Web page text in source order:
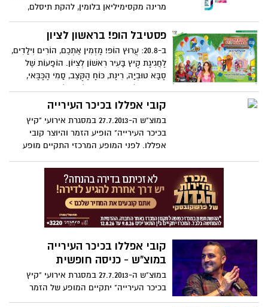
מרינה מקסימיליאן בלומין, להקת תיסלם,
מופעי מחווה לציפי שביט ושמוליק שראוס
ועוד מופעים מיוחדים ואמנים רבים וטובים
מחכים לכם באמפי פארק, היכל התרבות, גן
המושבה, כיכר העירייה, רובע הבילויים ובית
העם.
פסטיבל הופ! בראשון לציון
ב-20.8: עֲרוּץ הוֹפּ! מַזְמִין אֶתְכֶם, הוֹרִים וִילָדִים,
לַחֲגִיגַת קַיִץ בָּעִיר רִאשׁוֹן לְצִיּוֹן. הוֹפָעוֹת שֶׁל
סַבָּא טוּבְיָה, רִינַת, כּוֹחַ הַקֶּצֶב, סָמִי הַכַּבַּאי,
תּוּתִית וְעוֹד חֲבֵרִים וַחֲבֵרוֹת, פִּנּוֹת יְצִירָה,
הַפְעָלוֹת וַהֲמוֹן הַפְתָּעוֹת בִּשְׁמוֹנֶה-עֶשְׂרֵה גִּנּוֹת
צִבּוּרִיּוֹת.
קובי אפללו בכיכר העירייה
במוצ"ש ה-27.7.2013 במסגרת אירועי "קיץ
בכיכר העירייה" הופיע הזמר והיוצר קובי
אפללו. לפני המופע המרכזי התקיים מופע
קובי אפללו בכיכר העירייה
במוצ"ש - כניסה חופשית
במוצ"ש ה-27.7.2013 במסגרת אירועי "קיץ
בכיכר העירייה" יתקיים המופע של הזמר
והיוצר קובי אפללו.לפני המופע המרכזי